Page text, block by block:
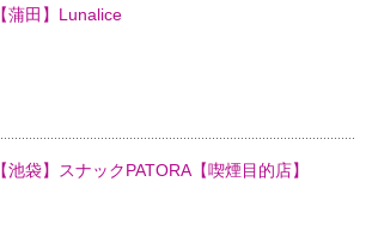
【蒲田】Lunalice
【池袋】スナックPATORA【喫煙目的店】